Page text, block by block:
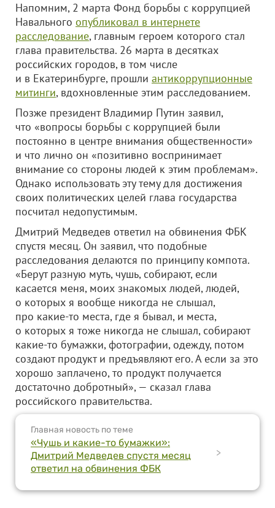
Напомним, 2 марта Фонд борьбы с коррупцией
Навального опубликовал в интернете
расследование, главным героем которого стал
глава правительства. 26 марта в десятках
российских городов, в том числе
и в Екатеринбурге, прошли антикоррупционные
митинги, вдохновленные этим расследованием.
Позже президент Владимир Путин заявил,
что «вопросы борьбы с коррупцией были
постоянно в центре внимания общественности»
и что лично он «позитивно воспринимает
внимание со стороны людей к этим проблемам».
Однако использовать эту тему для достижения
своих политических целей глава государства
посчитал недопустимым.
Дмитрий Медведев ответил на обвинения ФБК
спустя месяц. Он заявил, что подобные
расследования делаются по принципу компота.
«Берут разную муть, чушь, собирают, если
касается меня, моих знакомых людей, людей,
о которых я вообще никогда не слышал,
про какие-то места, где я бывал, и места,
о которых я тоже никогда не слышал, собирают
какие-то бумажки, фотографии, одежду, потом
создают продукт и предъявляют его. А если за это
хорошо заплачено, то продукт получается
достаточно добротный», — сказал глава
российского правительства.
Главная новость по теме
«Чушь и какие-то бумажки»:
Дмитрий Медведев спустя месяц
ответил на обвинения ФБК
>